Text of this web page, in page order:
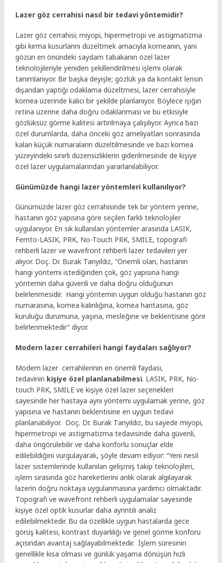
Lazer göz cerrahisi nasıl bir tedavi yöntemidir?
Lazer göz cerrahisi; miyopi, hipermetropi ve astigmatizma
gibi kırma kusurlarını düzeltmek amacıyla korneanın, yani
gözün en önündeki saydam tabakanın özel lazer
teknolojileriyle yeniden şekillendirilmesi işlemi olarak
tanımlanıyor. Bir başka deyişle; gözlük ya da kontakt lensin
dışarıdan yaptığı odaklama düzeltmesi, lazer cerrahisiyle
kornea üzerinde kalıcı bir şekilde planlanıyor. Böylece ışığın
retina üzerine daha doğru odaklanması ve bu etkisiyle
gözlüksüz görme kalitesi artırılmaya çalışılıyor. Ayrıca bazı
özel durumlarda, daha önceki göz ameliyatları sonrasında
kalan küçük numaraların düzeltilmesinde ve bazı kornea
yüzeyindeki sınırlı düzensizliklerin giderilmesinde de kişiye
özel lazer uygulamalarından yararlanılabiliyor.
Günümüzde hangi lazer yöntemleri kullanılıyor?
Günümüzde lazer göz cerrahisinde tek bir yöntem yerine,
hastanın göz yapısına göre seçilen farklı teknolojiler
uygulanıyor. En sık kullanılan yöntemler arasında LASIK,
Femto-LASIK, PRK, No-Touch PRK, SMILE, topografi
rehberli lazer ve wavefront rehberli lazer tedavileri yer
alıyor. Doç. Dr. Burak Tanyıldız, “Önemli olan, hastanın
hangi yöntemi istediğinden çok, göz yapısına hangi
yöntemin daha güvenli ve daha doğru olduğunun
belirlenmesidir. Hangi yöntemin uygun olduğu hastanın göz
numarasına, kornea kalınlığına, kornea haritasına, göz
kuruluğu durumuna, yaşına, mesleğine ve beklentisine göre
belirlenmektedir” diyor.
Modern lazer cerrahileri hangi faydaları sağlıyor?
Modern lazer cerrahilerinin en önemli faydası,
tedavinin kişiye özel planlanabilmesi. LASIK, PRK, No-
touch PRK, SMILE ve kişiye özel lazer seçenekleri
sayesinde her hastaya aynı yöntemi uygulamak yerine, göz
yapısına ve hastanın beklentisine en uygun tedavi
planlanabiliyor. Doç. Dr. Burak Tanyıldız, bu sayede miyopi,
hipermetropi ve astigmatizma tedavisinde daha güvenli,
daha öngörülebilir ve daha konforlu sonuçlar elde
edilebildiğini vurgulayarak, şöyle devam ediyor: “Yeni nesil
lazer sistemlerinde kullanılan gelişmiş takip teknolojileri,
işlem sırasında göz hareketlerini anlık olarak algılayarak
lazerin doğru noktaya uygulanmasına yardımcı olmaktadır.
Topografi ve wavefront rehberli uygulamalar sayesinde
kişiye özel optik kusurlar daha ayrıntılı analiz
edilebilmektedir. Bu da özellikle uygun hastalarda gece
görüş kalitesi, kontrast duyarlılığı ve genel görme konforu
açısından avantaj sağlayabilmektedir. İşlem süresinin
genellikle kısa olması ve günlük yaşama dönüşün hızlı